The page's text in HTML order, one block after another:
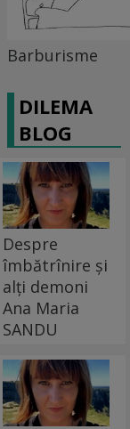
Barburisme
DILEMA
BLOG
Despre
îmbătrînire și
alți demoni
Ana Maria
SANDU